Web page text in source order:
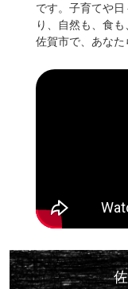
です。子育てや
り、自然も、食
佐賀市で、あなた